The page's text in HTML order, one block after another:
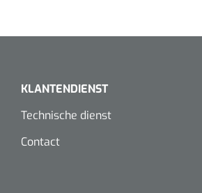
Doucherolstoelen
Diversen badkamerhulpmiddelen
Doucheramen
KLANTENDIENST
Technische dienst
Contact